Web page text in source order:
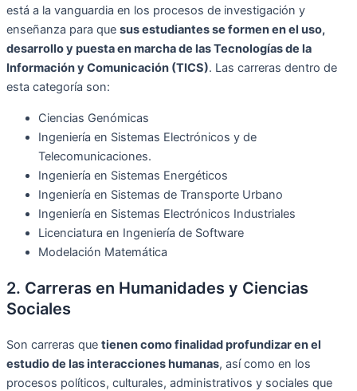
está a la vanguardia en los procesos de investigación y
enseñanza para que sus estudiantes se formen en el uso,
desarrollo y puesta en marcha de las Tecnologías de la
Información y Comunicación (TICS). Las carreras dentro de
esta categoría son:
Ciencias Genómicas
Ingeniería en Sistemas Electrónicos y de
Telecomunicaciones.
Ingeniería en Sistemas Energéticos
Ingeniería en Sistemas de Transporte Urbano
Ingeniería en Sistemas Electrónicos Industriales
Licenciatura en Ingeniería de Software
Modelación Matemática
2. Carreras en Humanidades y Ciencias
Sociales
Son carreras que tienen como finalidad profundizar en el
estudio de las interacciones humanas, así como en los
procesos políticos, culturales, administrativos y sociales que